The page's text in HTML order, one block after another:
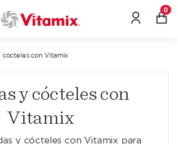
0
cócteles con Vitamix
y cócteles con
Vitamix
y cócteles con Vitamix para